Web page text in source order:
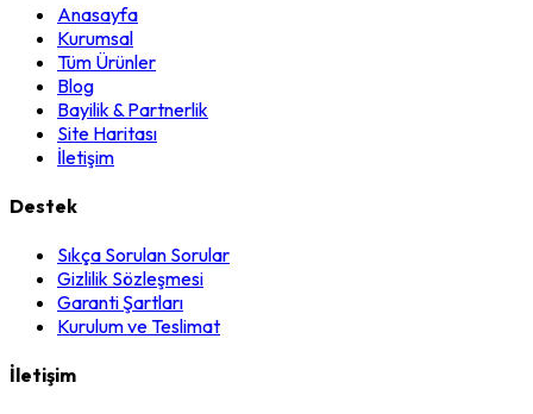
Anasayfa
Kurumsal
Tüm Ürünler
Blog
Bayilik & Partnerlik
Site Haritası
İletişim
Destek
Sıkça Sorulan Sorular
Gizlilik Sözleşmesi
Garanti Şartları
Kurulum ve Teslimat
İletişim